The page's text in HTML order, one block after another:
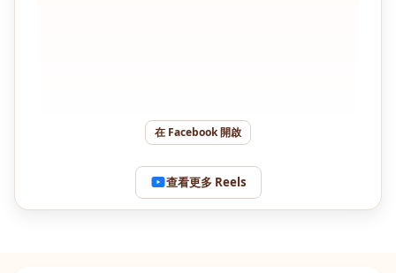
在 Facebook 開啟
查看更多 Reels